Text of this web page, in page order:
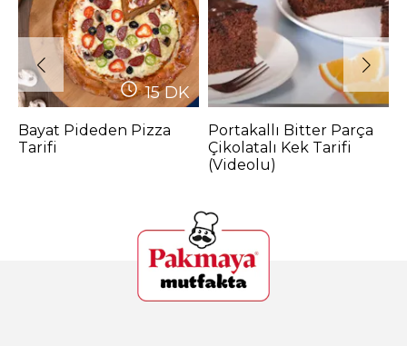
15DK
Bayat Pideden Pizza
Tarifi
Portakallı Bitter Parça
Çikolatalı Kek Tarifi
(Videolu)